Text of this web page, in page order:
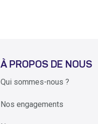
À PROPOS DE NOUS
Qui sommes-nous ?
Nos engagements